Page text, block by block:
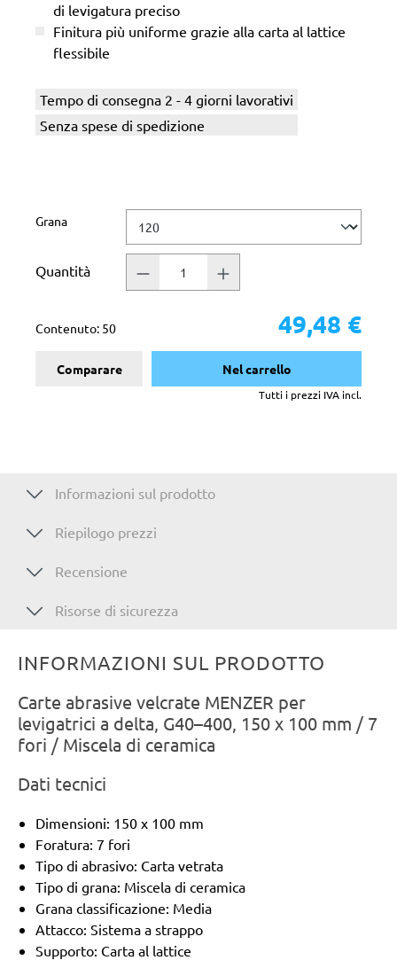
di levigatura preciso
Finitura più uniforme grazie alla carta al lattice
flessibile
Tempo di consegna 2 - 4 giorni lavorativi
Senza spese di spedizione
Seleziona
Grana
Quantità
Contenuto: 50 49,48 €
Comparare Nel carrello
Tutti i prezzi IVA incl.
Informazioni sul prodotto
Riepilogo prezzi
Recensione
Risorse di sicurezza
INFORMAZIONI SUL PRODOTTO
Carte abrasive velcrate MENZER per
levigatrici a delta, G40–400, 150 x 100 mm / 7
fori / Miscela di ceramica
Dati tecnici
Dimensioni: 150 x 100 mm
Foratura: 7 fori
Tipo di abrasivo: Carta vetrata
Tipo di grana: Miscela di ceramica
Grana classificazione: Media
Attacco: Sistema a strappo
Supporto: Carta al lattice